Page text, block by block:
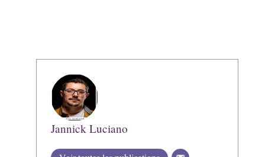
Jannick Luciano